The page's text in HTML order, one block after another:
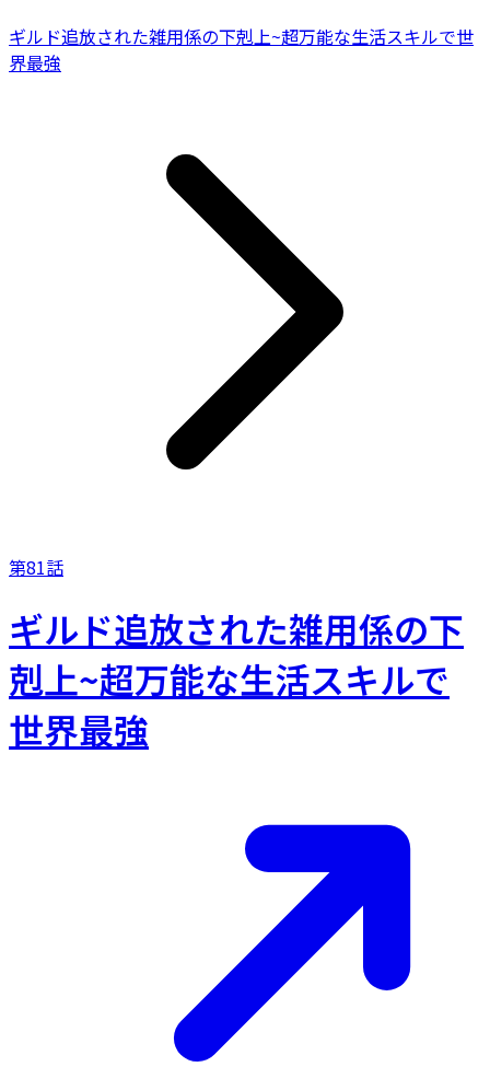
ギルド追放された雑用係の下剋上~超万能な生活スキルで世
界最強
第81話
ギルド追放された雑用係の下
剋上~超万能な生活スキルで
世界最強